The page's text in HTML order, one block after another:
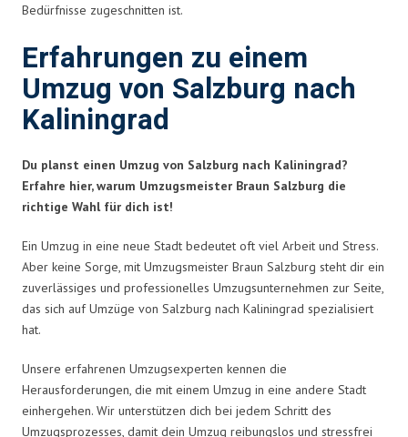
Bedürfnisse zugeschnitten ist.
Erfahrungen zu einem
Umzug von Salzburg nach
Kaliningrad
Du planst einen Umzug von Salzburg nach Kaliningrad?
Erfahre hier, warum Umzugsmeister Braun Salzburg die
richtige Wahl für dich ist!
Ein Umzug in eine neue Stadt bedeutet oft viel Arbeit und Stress.
Aber keine Sorge, mit Umzugsmeister Braun Salzburg steht dir ein
zuverlässiges und professionelles Umzugsunternehmen zur Seite,
das sich auf Umzüge von Salzburg nach Kaliningrad spezialisiert
hat.
Unsere erfahrenen Umzugsexperten kennen die
Herausforderungen, die mit einem Umzug in eine andere Stadt
einhergehen. Wir unterstützen dich bei jedem Schritt des
Umzugsprozesses, damit dein Umzug reibungslos und stressfrei